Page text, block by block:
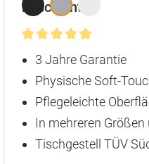
beschichtet
Durchschnittliche
3 Jahre Garantie
Physische Soft-
Pflegeleichte
In mehreren
Tischgestell TÜV